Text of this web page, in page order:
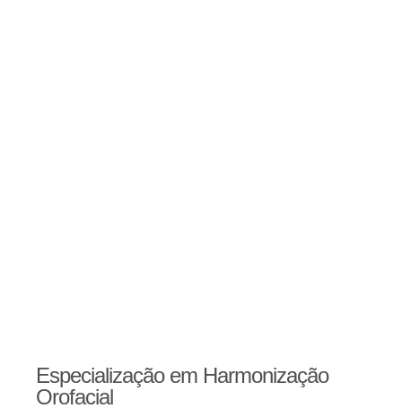
Especialização em Harmonização
Orofacial